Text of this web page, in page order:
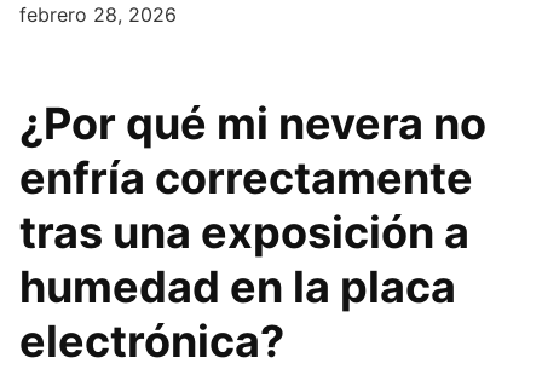
febrero 28, 2026
¿Por qué mi nevera no
enfría correctamente
tras una exposición a
humedad en la placa
electrónica?